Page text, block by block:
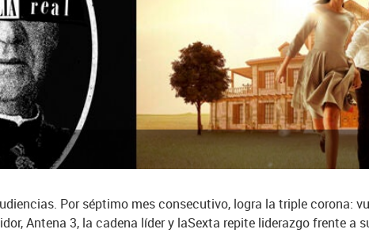
Por séptimo mes consecutivo, logra la triple corona:
Antena 3, la cadena líder y laSexta repite liderazgo frente a